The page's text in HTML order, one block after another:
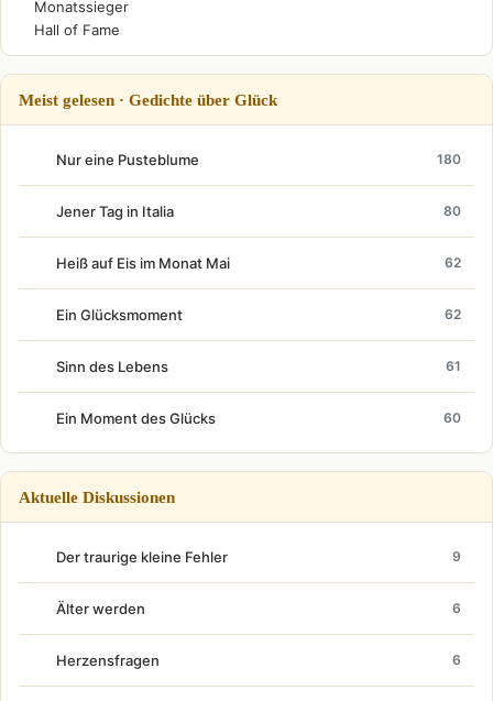
Monatssieger
Hall of Fame
Meist gelesen · Gedichte über Glück
Nur eine Pusteblume 180
Jener Tag in Italia 80
Heiß auf Eis im Monat Mai 62
Ein Glücksmoment 62
Sinn des Lebens 61
Ein Moment des Glücks 60
Aktuelle Diskussionen
Der traurige kleine Fehler 9
Älter werden 6
Herzensfragen 6